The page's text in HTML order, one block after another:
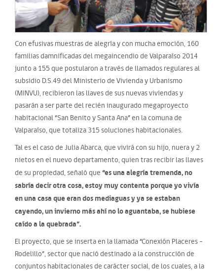
Con efusivas muestras de alegría y con mucha emoción, 160
familias damnificadas del megaincendio de Valparaíso 2014
junto a 155 que postularon a través de llamados regulares al
subsidio D.S.49 del Ministerio de Vivienda y Urbanismo
(MINVU), recibieron las llaves de sus nuevas viviendas y
pasarán a ser parte del recién inaugurado megaproyecto
habitacional “San Benito y Santa Ana” en la comuna de
Valparaíso, que totaliza 315 soluciones habitacionales.
Tal es el caso de Julia Abarca, que vivirá con su hijo, nuera y 2
nietos en el nuevo departamento, quien tras recibir las llaves
de su propiedad, señaló que “es una alegría tremenda, no
sabría decir otra cosa, estoy muy contenta porque yo vivía
en una casa que eran dos mediaguas y ya se estaban
cayendo, un invierno más ahí no lo aguantaba, se hubiese
caído a la quebrada”.
El proyecto, que se inserta en la llamada “Conexión Placeres –
Rodelillo”, sector que nació destinado a la construcción de
conjuntos habitacionales de carácter social, de los cuales, a la